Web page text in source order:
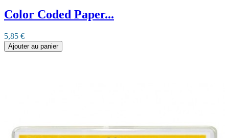
Color Coded Paper...
5,85 €
Ajouter au panier